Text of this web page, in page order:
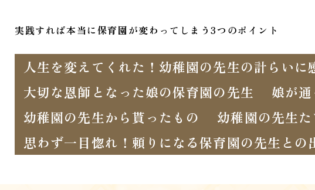
実践すれば本当に保育園が変わってしまう3つのポイント
人生を変えてくれた！幼稚園の先生の計らいに
大切な恩師となった娘の保育園の先生
娘が
幼稚園の先生から貰ったもの
幼稚園の先生
思わず一目惚れ！頼りになる保育園の先生との